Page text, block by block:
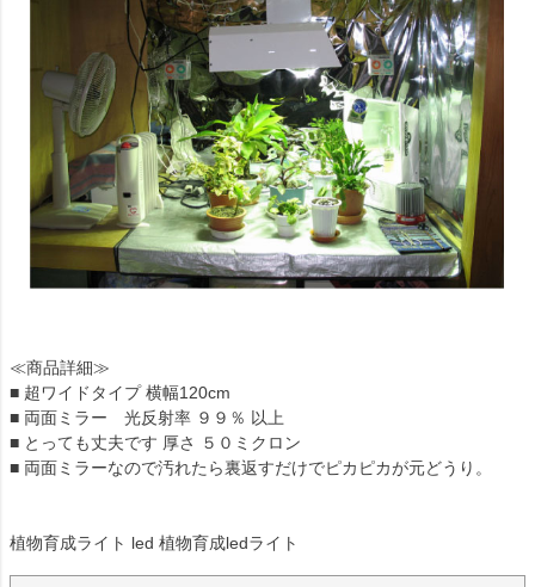
≪商品詳細≫
■ 超ワイドタイプ 横幅120cm
■ 両面ミラー 光反射率 ９９％ 以上
■ とっても丈夫です 厚さ ５０ミクロン
■ 両面ミラーなので汚れたら裏返すだけでピカピカが元どうり。
植物育成ライト led 植物育成ledライト